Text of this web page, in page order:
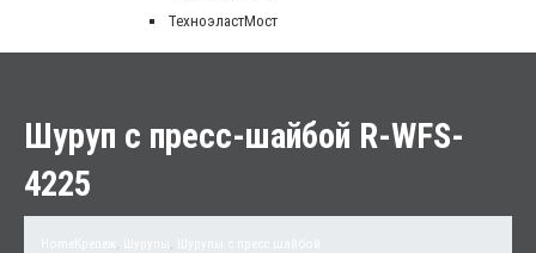
ТехноэластМост
Шуруп с пресс-шайбой R-WFS-
4225
, ,